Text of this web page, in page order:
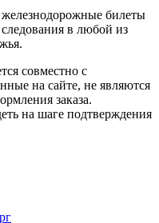
билеты
следования в любой из
совместно с
на сайте, не являются
заказа.
на шаге подтверждения